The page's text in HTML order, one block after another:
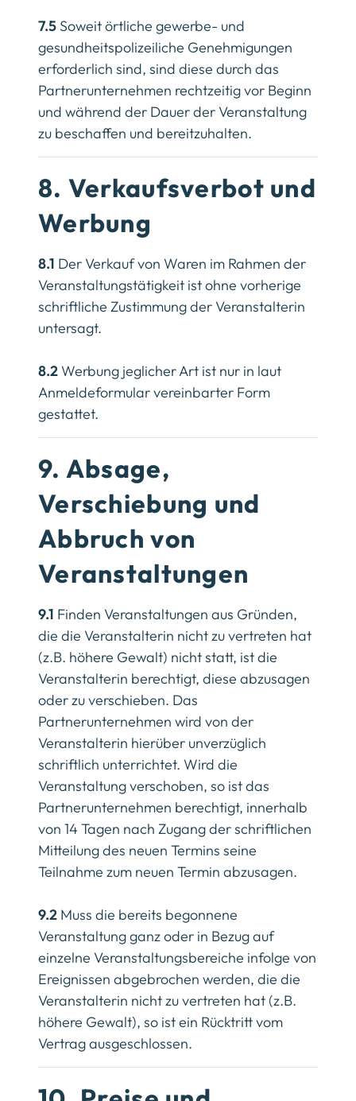
7.5 Soweit örtliche gewerbe- und
gesundheitspolizeiliche Genehmigungen
erforderlich sind, sind diese durch das
Partnerunternehmen rechtzeitig vor Beginn
und während der Dauer der Veranstaltung
zu beschaffen und bereitzuhalten.
8.1 Der Verkauf von Waren im Rahmen der
Veranstaltungstätigkeit ist ohne vorherige
schriftliche Zustimmung der Veranstalterin
untersagt.
8.2 Werbung jeglicher Art ist nur in laut
Anmeldeformular vereinbarter Form
gestattet.
8. Verkaufsverbot und
Werbung
9.1 Finden Veranstaltungen aus Gründen,
die die Veranstalterin nicht zu vertreten hat
(z.B. höhere Gewalt) nicht statt, ist die
Veranstalterin berechtigt, diese abzusagen
oder zu verschieben. Das
Partnerunternehmen wird von der
Veranstalterin hierüber unverzüglich
schriftlich unterrichtet. Wird die
Veranstaltung verschoben, so ist das
Partnerunternehmen berechtigt, innerhalb
von 14 Tagen nach Zugang der schriftlichen
Mitteilung des neuen Termins seine
Teilnahme zum neuen Termin abzusagen.
9.2 Muss die bereits begonnene
Veranstaltung ganz oder in Bezug auf
einzelne Veranstaltungsbereiche infolge von
Ereignissen abgebrochen werden, die die
Veranstalterin nicht zu vertreten hat (z.B.
höhere Gewalt), so ist ein Rücktritt vom
Vertrag ausgeschlossen.
9. Absage,
Verschiebung und
Abbruch von
Veranstaltungen